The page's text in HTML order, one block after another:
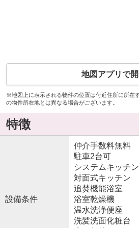
地図アプリで開
※地図上に表示される物件の位置は付近住所に所在
の物件所在地とは異なる場合がございます。
特徴
設備条件
仲介手数料無料
駐車2台可
システムキッチン
対面式キッチン
追焚機能浴室
浴室乾燥機
温水洗浄便座
洗髪洗面化粧台